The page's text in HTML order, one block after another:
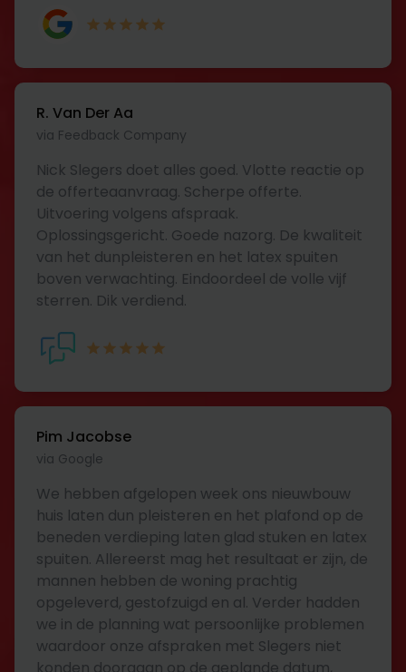
R. Van Der Aa
via Feedback Company
Nick Slegers doet alles goed. Vlotte reactie op
de offerteaanvraag. Scherpe offerte.
Uitvoering volgens afspraak.
Oplossingsgericht. Goede nazorg. De kwaliteit
van het dunpleisteren en het latex spuiten
boven verwachting. Eindoordeel de volle vijf
sterren. Dik verdiend.
Pim Jacobse
via Google
We hebben afgelopen week ons nieuwbouw
huis laten dun pleisteren en het plafond op de
beneden verdieping laten glad stuken en latex
spuiten. Allereerst mag het resultaat er zijn, de
mannen hebben de woning prachtig
opgeleverd, gestofzuigd en al. Verder hadden
we in de planning wat persoonlijke problemen
waardoor onze afspraken met Slegers niet
konden doorgaan op de geplande datum,